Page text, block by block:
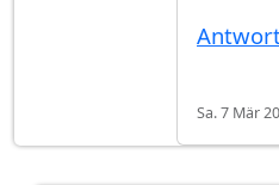
Sa. 7 Mär